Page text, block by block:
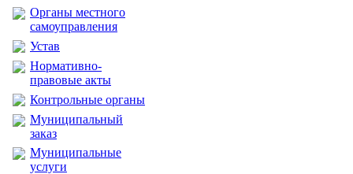
Органы местного
самоуправления
Устав
Нормативно-
правовые акты
Контрольные органы
Муниципальный
заказ
Муниципальные
услуги